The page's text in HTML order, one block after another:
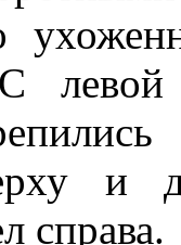
левой
и
справа.